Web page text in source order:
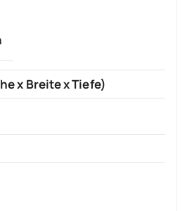
x Breite x Tiefe)